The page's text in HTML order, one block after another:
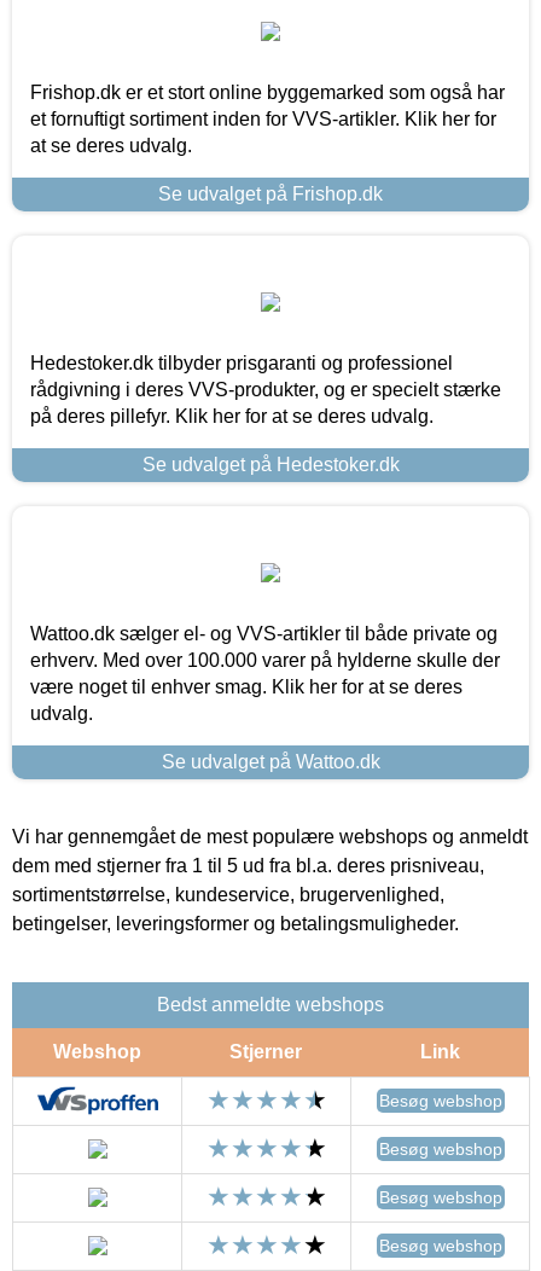
Frishop.dk er et stort online byggemarked som også har
et fornuftigt sortiment inden for VVS-artikler. Klik her for
at se deres udvalg.
Se udvalget på Frishop.dk
Hedestoker.dk tilbyder prisgaranti og professionel
rådgivning i deres VVS-produkter, og er specielt stærke
på deres pillefyr. Klik her for at se deres udvalg.
Se udvalget på Hedestoker.dk
Wattoo.dk sælger el- og VVS-artikler til både private og
erhverv. Med over 100.000 varer på hylderne skulle der
være noget til enhver smag. Klik her for at se deres
udvalg.
Se udvalget på Wattoo.dk
Vi har gennemgået de mest populære webshops og anmeldt
dem med stjerner fra 1 til 5 ud fra bl.a. deres prisniveau,
sortimentstørrelse, kundeservice, brugervenlighed,
betingelser, leveringsformer og betalingsmuligheder.
Bedst anmeldte webshops
Webshop Stjerner Link
Besøg webshop
Besøg webshop
Besøg webshop
Besøg webshop